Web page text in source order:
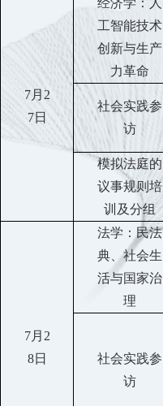
7月 2
7日
经济学：
人
工智能技术
创新与生产
力革命
社会实践参
访
模拟法庭的
议事规则培
训及分组
7月2
8日
法学：民法
典、社会生
活与国家治
理
社会实践参
访